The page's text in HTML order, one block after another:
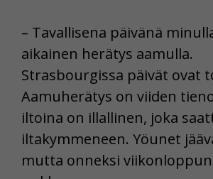
– Tavallisena päivänä
aikainen herätys aamulla.
Strasbourgissa päivät ovat
Aamuherätys on viiden
iltoina on illallinen, joka
iltakymmeneen. Yöunet
mutta onneksi